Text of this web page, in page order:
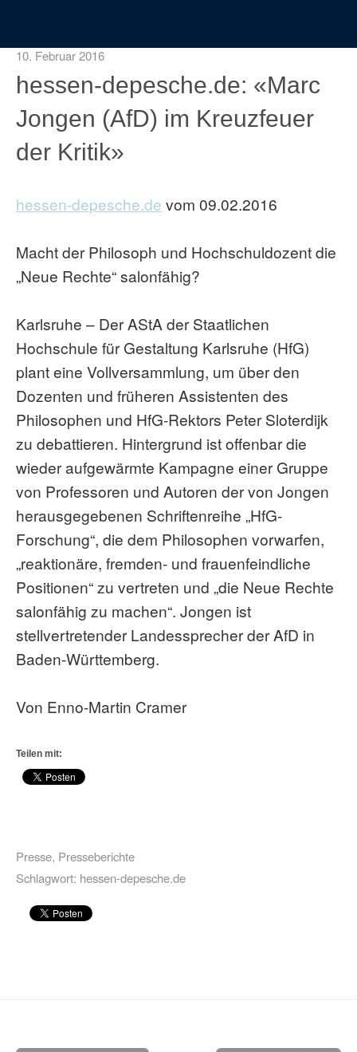
10. Februar 2016
hessen-depesche.de: «Marc
Jongen (AfD) im Kreuzfeuer
der Kritik»
hessen-depesche.de vom 09.02.2016
Macht der Philosoph und Hochschuldozent die
„Neue Rechte“ salonfähig?
Karlsruhe – Der AStA der Staatlichen
Hochschule für Gestaltung Karlsruhe (HfG)
plant eine Vollversammlung, um über den
Dozenten und früheren Assistenten des
Philosophen und HfG-Rektors Peter Sloterdijk
zu debattieren. Hintergrund ist offenbar die
wieder aufgewärmte Kampagne einer Gruppe
von Professoren und Autoren der von Jongen
herausgegebenen Schriftenreihe „HfG-
Forschung“, die dem Philosophen vorwarfen,
„reaktionäre, fremden- und frauenfeindliche
Positionen“ zu vertreten und „die Neue Rechte
salonfähig zu machen“. Jongen ist
stellvertretender Landessprecher der AfD in
Baden-Württemberg.
Von Enno-Martin Cramer
Teilen mit:
Presse, Presseberichte
Schlagwort: hessen-depesche.de